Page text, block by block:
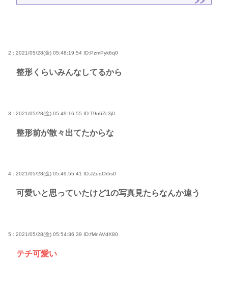
2 : 2021/05/28(金) 05:48:19.54 ID:PzmPyk6q0
整形くらいみんなしてるから
3 : 2021/05/28(金) 05:49:16.55 ID:T9o6Zc3j0
整形前が散々出てたからな
4 : 2021/05/28(金) 05:49:55.41 ID:JZuqOr5s0
可愛いと思っていたけど1の写真見たらなんか違う
5 : 2021/05/28(金) 05:54:36.39 ID:fMnAVdX80
テチ可愛い